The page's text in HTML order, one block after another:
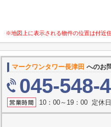
※地図上に表示される物件の位置は付近
マークワンタワー長津田 へのお
045-548-
10：00～19：00 定休